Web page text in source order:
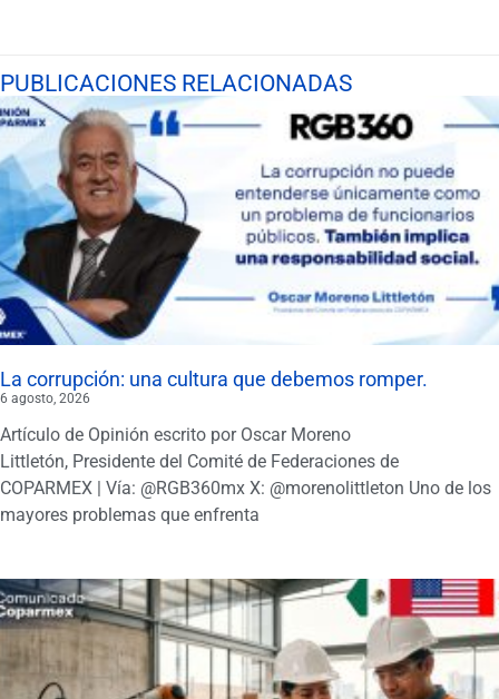
PUBLICACIONES RELACIONADAS
La corrupción: una cultura que debemos romper.
6 agosto, 2026
Artículo de Opinión escrito por Oscar Moreno
Littletón, Presidente del Comité de Federaciones de
COPARMEX | Vía: @RGB360mx X: @morenolittleton Uno de los
mayores problemas que enfrenta